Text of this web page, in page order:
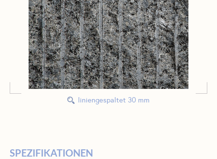
liniengespaltet 30 mm
SPEZIFIKATIONEN